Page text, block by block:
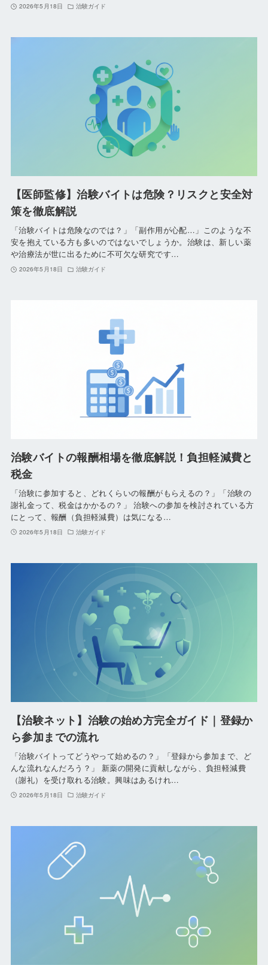
2026年5月18日 治験ガイド
【医師監修】治験バイトは危険？リスクと安全対
策を徹底解説
「治験バイトは危険なのでは？」「副作用が心配…」このような不
安を抱えている方も多いのではないでしょうか。治験は、新しい薬
や治療法が世に出るために不可欠な研究です…
2026年5月18日 治験ガイド
治験バイトの報酬相場を徹底解説！負担軽減費と
税金
「治験に参加すると、どれくらいの報酬がもらえるの？」「治験の
謝礼金って、税金はかかるの？」 治験への参加を検討されている方
にとって、報酬（負担軽減費）は気になる…
2026年5月18日 治験ガイド
【治験ネット】治験の始め方完全ガイド｜登録か
ら参加までの流れ
「治験バイトってどうやって始めるの？」「登録から参加まで、ど
んな流れなんだろう？」 新薬の開発に貢献しながら、負担軽減費
（謝礼）を受け取れる治験。興味はあるけれ…
2026年5月18日 治験ガイド